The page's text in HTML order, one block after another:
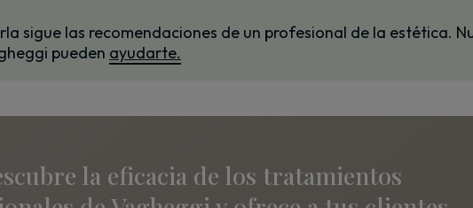
sigue las recomendaciones de un profesional de la estética.
pueden ayudarte.
la eficacia de los tratamientos